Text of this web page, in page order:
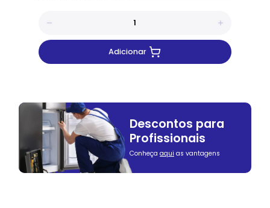
Adicionar
Descontos para
Profissionais
Conheça aqui as vantagens